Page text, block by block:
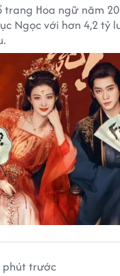
Hoa ngữ năm
Ngọc với hơn 4,2 tỷ
phút trước